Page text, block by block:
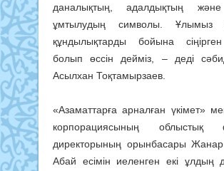
даналықтың, адалдықтың және
ұмтылудың символы.
құндылықтарды бойына
болып өссін дейміз, – деді
Асылхан Тоқтамырзаев.
«Азаматтарға арналған үкімет»
корпорациясының облыстық
директорының орынбасары Жанар
Абай есімін иеленген екі ұлдың